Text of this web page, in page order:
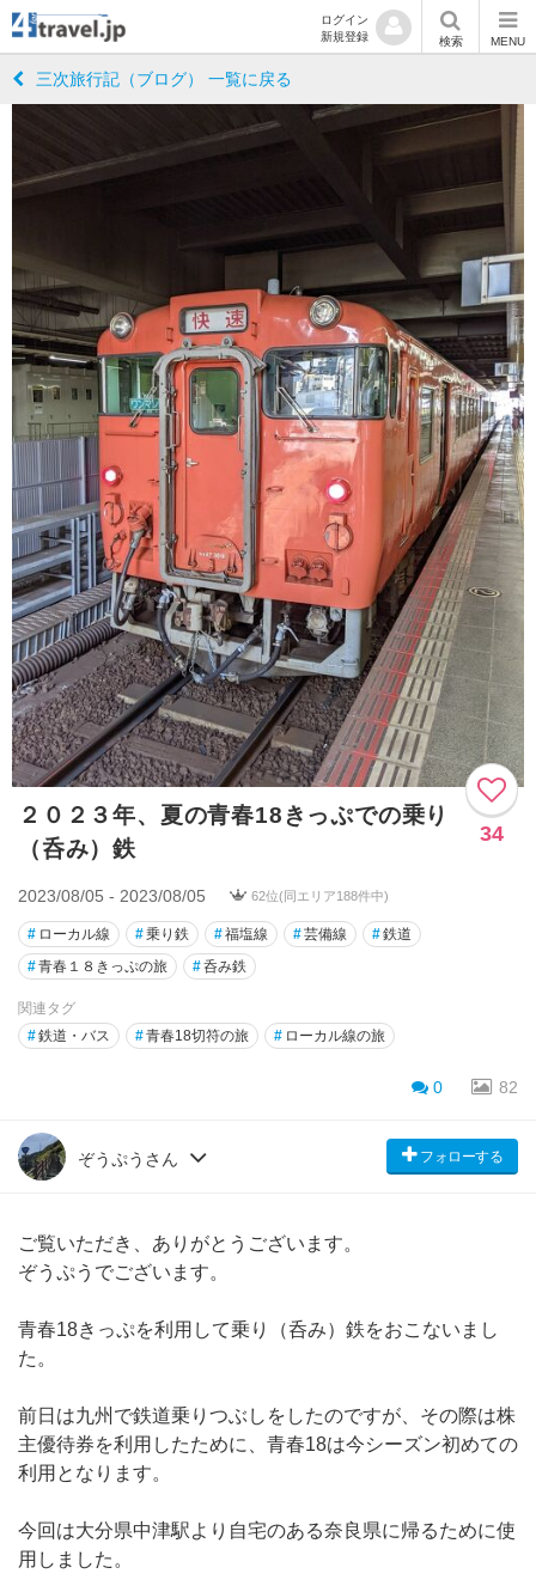
ログイン
新規登録
検索 MENU
三次旅行記（ブログ） 一覧に戻る
２０２３年、夏の青春18きっぷでの乗り
（呑み）鉄
34
2023/08/05 - 2023/08/05 62位(同エリア188件中)
# ローカル線 #乗り鉄 #福塩線 #芸備線 #鉄道
#青春１８きっぷの旅 #呑み鉄
関連タグ
#鉄道・バス #青春18切符の旅 # ローカル線の旅
0 82
ぞうぷうさん フォローする
ご覧いただき、ありがとうございます。
ぞうぷうでございます。
青春18きっぷを利用して乗り（呑み）鉄をおこないまし
た。
前日は九州で鉄道乗りつぶしをしたのですが、その際は株
主優待券を利用したために、青春18は今シーズン初めての
利用となります。
今回は大分県中津駅より自宅のある奈良県に帰るために使
用しました。